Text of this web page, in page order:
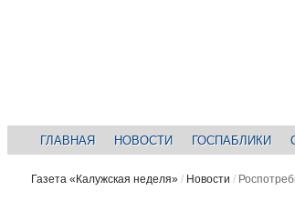
ГЛАВНАЯ НОВОСТИ ГОСПАБЛИКИ
Газета «Калужская неделя» / Новости /